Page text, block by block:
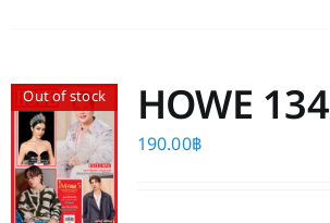
Out of stock HOWE 134
190.00฿